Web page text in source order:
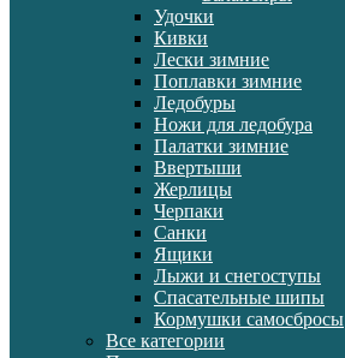
Удочки
Кивки
Лески зимние
Поплавки зимние
Ледобуры
Ножи для ледобура
Палатки зимние
Ввертыши
Жерлицы
Черпаки
Санки
Ящики
Лыжи и снегоступы
Спасательные шипы
Кормушки самосбросы
Все категории